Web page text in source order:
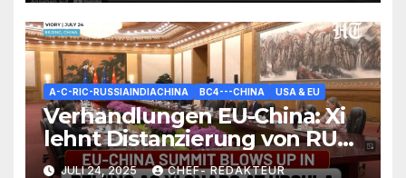
A-C-RIC-RUSSIAINDIACHINA BC4---CHINA USA & EU
Verhandlungen EU-China: Xi
lehnt Distanzierung von RUS
kategorisch ab/ +mehr
JULI 24, 2025 CHEF- REDAKTEUR